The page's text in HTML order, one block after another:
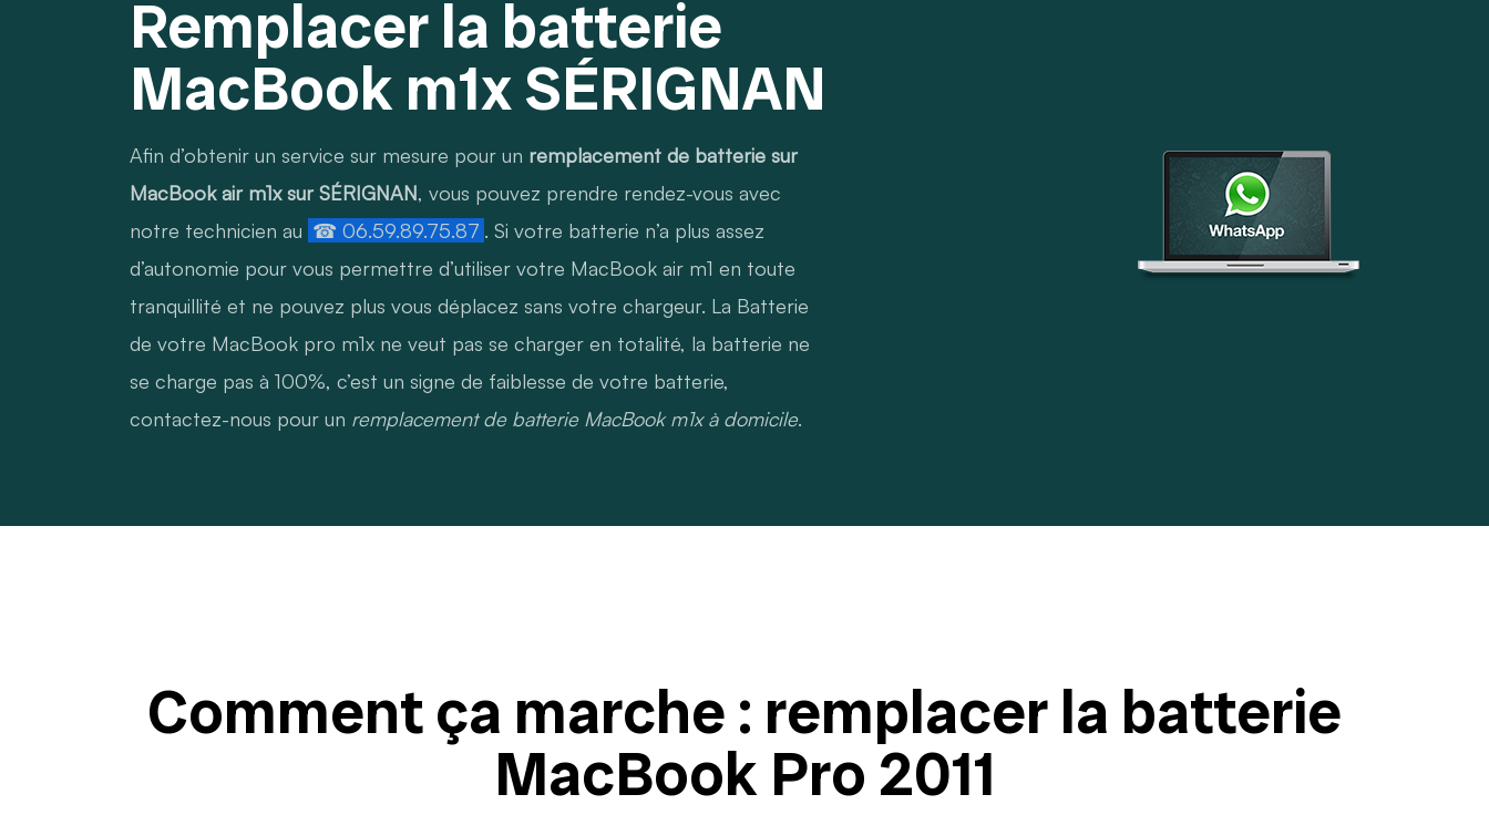
Remplacer la batterie
MacBook m1x SÉRIGNAN
Afin d’obtenir un service sur mesure pour un remplacement de batterie sur
MacBook air m1x sur SÉRIGNAN, vous pouvez prendre rendez-vous avec
notre technicien au ☎ 06.59.89.75.87 . Si votre batterie n’a plus assez
d’autonomie pour vous permettre d’utiliser votre MacBook air m1 en toute
tranquillité et ne pouvez plus vous déplacez sans votre chargeur. La Batterie
de votre MacBook pro m1x ne veut pas se charger en totalité, la batterie ne
se charge pas à 100%, c’est un signe de faiblesse de votre batterie,
contactez-nous pour un remplacement de batterie MacBook m1x à domicile.
Comment ça marche : remplacer la batterie
MacBook Pro 2011